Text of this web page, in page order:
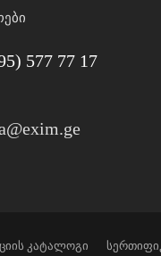
577 77 17
კატალოგი